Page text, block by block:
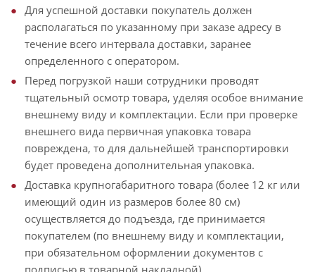
Для успешной доставки покупатель должен
располагаться по указанному при заказе адресу в
течение всего интервала доставки, заранее
определенного с оператором.
Перед погрузкой наши сотрудники проводят
тщательный осмотр товара, уделяя особое внимание
внешнему виду и комплектации. Если при проверке
внешнего вида первичная упаковка товара
повреждена, то для дальнейшей транспортировки
будет проведена дополнительная упаковка.
Доставка крупногабаритного товара (более 12 кг или
имеющий один из размеров более 80 см)
осуществляется до подъезда, где принимается
покупателем (по внешнему виду и комплектации,
при обязательном оформлении документов с
подписью в товарной накладной).